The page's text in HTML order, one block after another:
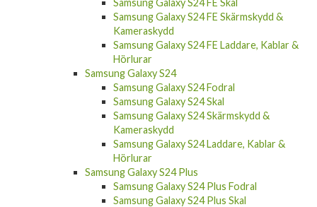
Samsung Galaxy S24 FE Skärmskydd &
Kameraskydd
Samsung Galaxy S24 FE Laddare, Kablar &
Hörlurar
Samsung Galaxy S24
Samsung Galaxy S24 Fodral
Samsung Galaxy S24 Skal
Samsung Galaxy S24 Skärmskydd &
Kameraskydd
Samsung Galaxy S24 Laddare, Kablar &
Hörlurar
Samsung Galaxy S24 Plus
Samsung Galaxy S24 Plus Fodral
Samsung Galaxy S24 Plus Skal